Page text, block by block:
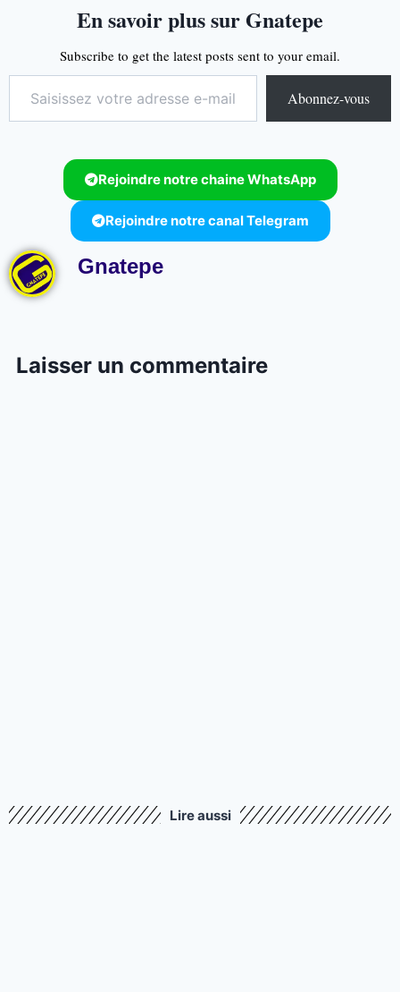
En savoir plus sur Gnatepe
Subscribe to get the latest posts sent to your email.
Abonnez-vous
Rejoindre notre chaine WhatsApp
Rejoindre notre canal Telegram
Gnatepe
Laisser un commentaire
Lire aussi